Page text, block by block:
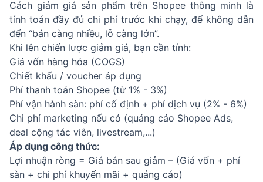
Cách giảm giá sản phẩm trên Shopee thông minh là
tính toán đầy đủ chi phí trước khi chạy, để không dẫn
đến “bán càng nhiều, lỗ càng lớn”.
Khi lên chiến lược giảm giá, bạn cần tính:
Giá vốn hàng hóa (COGS)
Chiết khấu / voucher áp dụng
Phí thanh toán Shopee (từ 1% - 3%)
Phí vận hành sàn: phí cố định + phí dịch vụ (2% - 6%)
Chi phí marketing nếu có (quảng cáo Shopee Ads,
deal cộng tác viên, livestream,...)
Áp dụng công thức:
Lợi nhuận ròng = Giá bán sau giảm – (Giá vốn + phí
sàn + chi phí khuyến mãi + quảng cáo)